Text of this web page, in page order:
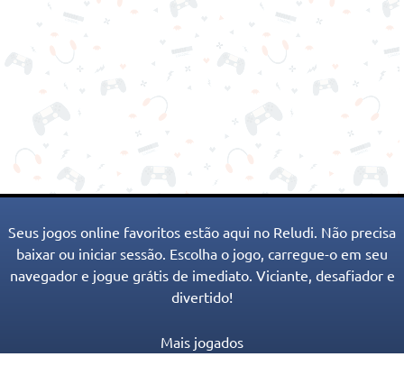
Seus jogos online favoritos estão aqui no Reludi. Não precisa
baixar ou iniciar sessão. Escolha o jogo, carregue-o em seu
navegador e jogue grátis de imediato. Viciante, desafiador e
divertido!
Mais jogados